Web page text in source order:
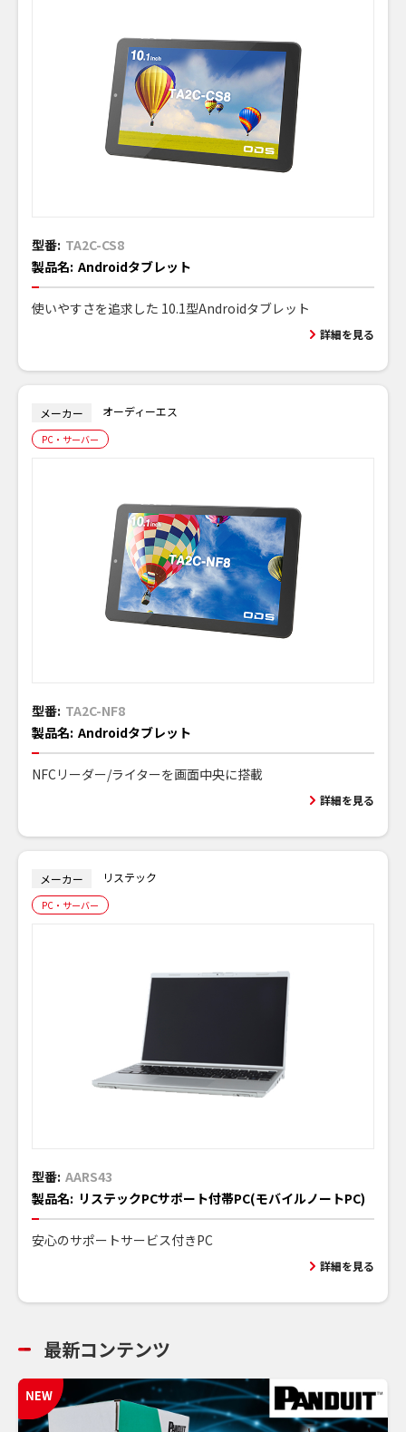
型番: TA2C-CS8
製品名: Androidタブレット
使いやすさを追求した 10.1型Androidタブレット
詳細を見る
メーカー オーディーエス
PC・サーバー
型番: TA2C-NF8
製品名: Androidタブレット
NFCリーダー/ライターを画面中央に搭載
詳細を見る
メーカー リステック
PC・サーバー
型番: AARS43
製品名: リステックPCサポート付帯PC(モバイルノートPC)
安心のサポートサービス付きPC
詳細を見る
最新コンテンツ